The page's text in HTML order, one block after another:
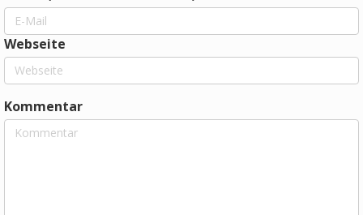
Webseite
Kommentar